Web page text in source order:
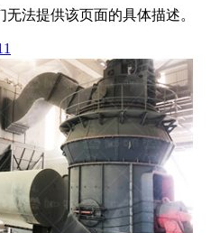
法提供该页面的具体描述。